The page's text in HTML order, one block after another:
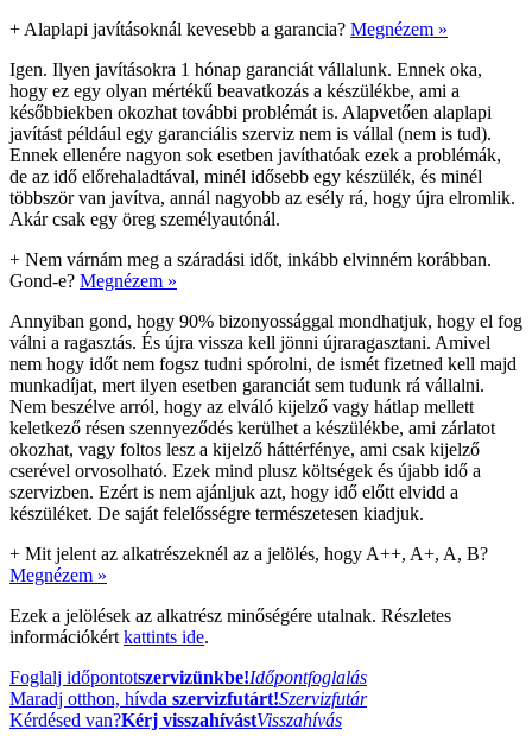
+ Alaplapi javításoknál kevesebb a garancia? Megnézem »
Igen. Ilyen javításokra 1 hónap garanciát vállalunk. Ennek oka,
hogy ez egy olyan mértékű beavatkozás a készülékbe, ami a
későbbiekben okozhat további problémát is. Alapvetően alaplapi
javítást például egy garanciális szerviz nem is vállal (nem is tud).
Ennek ellenére nagyon sok esetben javíthatóak ezek a problémák,
de az idő előrehaladtával, minél idősebb egy készülék, és minél
többször van javítva, annál nagyobb az esély rá, hogy újra elromlik.
Akár csak egy öreg személyautónál.
+ Nem várnám meg a száradási időt, inkább elvinném korábban.
Gond-e? Megnézem »
Annyiban gond, hogy 90% bizonyossággal mondhatjuk, hogy el fog
válni a ragasztás. És újra vissza kell jönni újraragasztani. Amivel
nem hogy időt nem fogsz tudni spórolni, de ismét fizetned kell majd
munkadíjat, mert ilyen esetben garanciát sem tudunk rá vállalni.
Nem beszélve arról, hogy az elváló kijelző vagy hátlap mellett
keletkező résen szennyeződés kerülhet a készülékbe, ami zárlatot
okozhat, vagy foltos lesz a kijelző háttérfénye, ami csak kijelző
cserével orvosolható. Ezek mind plusz költségek és újabb idő a
szervizben. Ezért is nem ajánljuk azt, hogy idő előtt elvidd a
készüléket. De saját felelősségre természetesen kiadjuk.
+ Mit jelent az alkatrészeknél az a jelölés, hogy A++, A+, A, B?
Megnézem »
Ezek a jelölések az alkatrész minőségére utalnak. Részletes
információkért kattints ide.
Foglalj időpontotszervizünkbe!Időpontfoglalás
Maradj otthon, hívda szervizfutárt!Szervizfutár
Kérdésed van?Kérj visszahívástVisszahívás